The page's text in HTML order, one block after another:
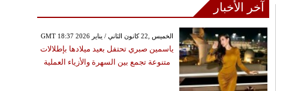
آخر الأخبار
GMT 18:37 2026 الخميس ,22 كانون الثاني / يناير
ياسمين صبري تحتفل بعيد ميلادها بإطلالات
متنوعة تجمع بين السهرة والأزياء العملية